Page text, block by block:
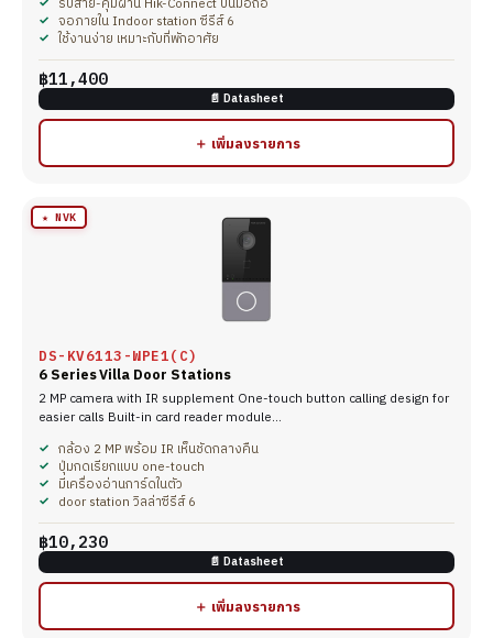
จอภายใน Indoor station ซีรีส์ 6
ใช้งานง่าย เหมาะกับที่พักอาศัย
฿11,400
📄 Datasheet
＋ เพิ่มลงรายการ
★ NVK
DS-KV6113-WPE1(C)
6 Series Villa Door Stations
2 MP camera with IR supplement One-touch button calling design for
easier calls Built-in card reader module…
กล้อง 2 MP พร้อม IR เห็นชัดกลางคืน
ปุ่มกดเรียกแบบ one-touch
มีเครื่องอ่านการ์ดในตัว
door station วิลล่าซีรีส์ 6
฿10,230
📄 Datasheet
＋ เพิ่มลงรายการ